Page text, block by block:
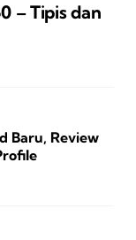
– Tipis dan
Baru, Review